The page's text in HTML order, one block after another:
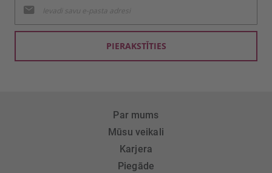
jaunumu
saņemšanai:
PIERAKSTĪTIES
Par mums
Mūsu veikali
Karjera
Piegāde